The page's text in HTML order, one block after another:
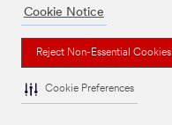
Cookie Notice
Reject Non-Essential Cookies
Cookie Preferences